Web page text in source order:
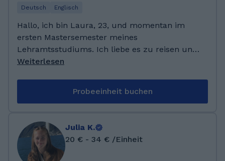
Deutsch Englisch
Hallo, ich bin Laura, 23, und momentan im
ersten Mastersemester meines
Lehramtsstudiums. Ich liebe es zu reisen und
bin auch in verschiedenen Ländern
Auslandsschulen besucht habe. Ich habe 2021
mein Abitur gemacht und studiere seitdem
Deutsch und Englisch auf Lehramt. Ich habe
früher schon Nachhilfe gegeben und habe
Weiterlesen
Probeeinheit buchen
Julia K.
20 € - 34 € /Einheit